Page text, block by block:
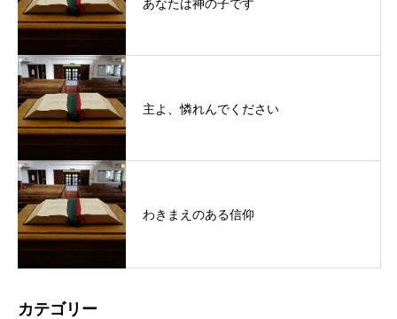
あなたは神の子です
主よ、憐れんでください
わきまえのある信仰
カテゴリー